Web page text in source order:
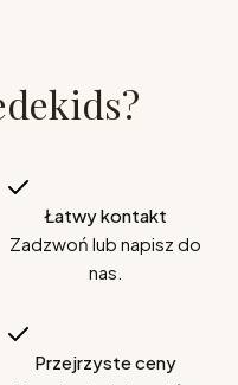
Łatwy kontakt
Zadzwoń lub napisz do
nas.
Przejrzyste ceny